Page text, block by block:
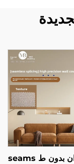
ورق جدران بدون ط seams